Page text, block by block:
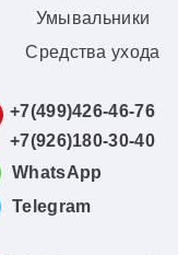
Умывальники
Средства ухода
+7(499)426-46-76
+7(926)180-30-40
WhatsApp
Telegram